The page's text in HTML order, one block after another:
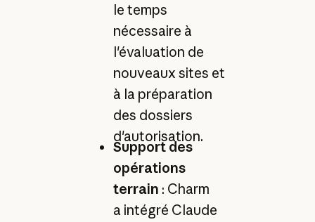
le temps
nécessaire à
l'évaluation de
nouveaux sites et
à la préparation
des dossiers
d'autorisation.
Support des
opérations
terrain : Charm
a intégré Claude